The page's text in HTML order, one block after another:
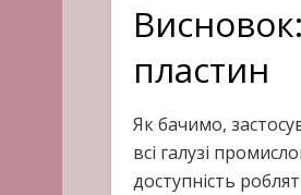
пластин
Як бачимо,
всі галузі
доступність